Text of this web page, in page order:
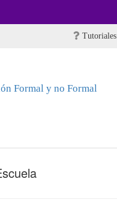
Tutoriales
Formal y no Formal